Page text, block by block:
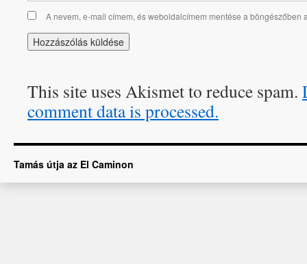
A nevem, e-mail címem, és weboldalcímem mentése a böngészőben
This site uses Akismet to reduce spam.
comment data is processed.
Tamás útja az El Caminon